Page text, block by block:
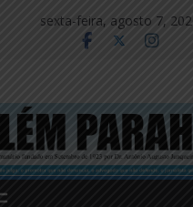
sexta-feira, agosto 7,